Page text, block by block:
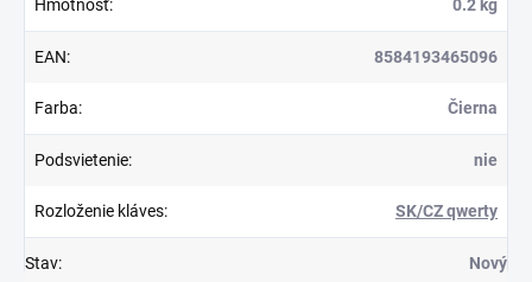
Hmotnosť: 0.2 kg
EAN: 8584193465096
Farba: Čierna
Podsvietenie: nie
Rozloženie kláves: SK/CZ qwerty
Stav: Nový